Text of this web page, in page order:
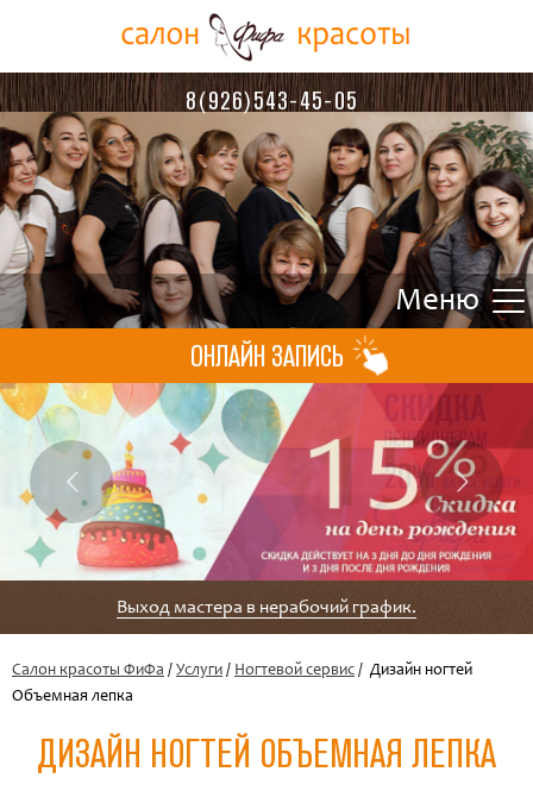
8(926)543-45-05
ОНЛАЙН ЗАПИСЬ
Выход мастера в нерабочий график.
Салон красоты ФиФа / Услуги / Ногтевой сервис / Дизайн ногтей
Объемная лепка
ДИЗАЙН НОГТЕЙ ОБЪЕМНАЯ ЛЕПКА